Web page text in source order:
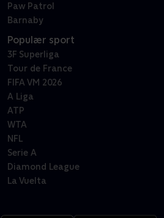
Paw Patrol
Barnaby
Populær sport
3F Superliga
Tour de France
FIFA VM 2026
A Liga
ATP
WTA
NFL
Serie A
Diamond League
La Vuelta